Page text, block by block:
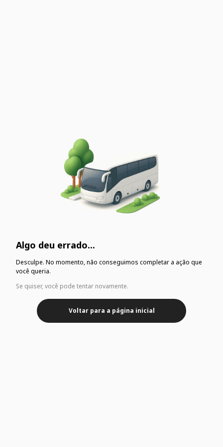
Algo deu errado...
Desculpe. No momento, não conseguimos completar a ação que
você queria.
Se quiser, você pode tentar novamente.
Voltar para a página inicial